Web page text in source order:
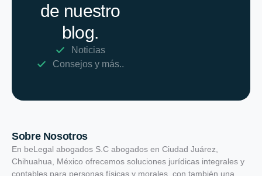
de nuestro
blog.
Noticias
Consejos y más..
Sobre Nosotros
En beLegal abogados S.C abogados en Ciudad Juárez,
Chihuahua, México ofrecemos soluciones jurídicas integrales y
contables para personas físicas y morales, con también una